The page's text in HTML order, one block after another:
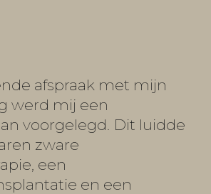
afspraak met mijn
werd mij een
voorgelegd. Dit luidde
zware
een
en een